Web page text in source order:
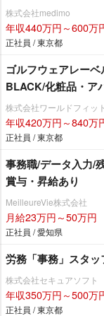
株式会社medimo
年収440万円～600万
正社員 / 東京都
ゴルフウェアレー
BLACK/化粧品・ア
株式会社ワールドフィット
年収420万円～840万
正社員 / 東京都
事務職/データ入力/
賞与・昇給あり
MeilleureVie株式会社
月給23万円～50万円
正社員 / 愛知県
労務「事務」スタ
株式会社セキュアソフト
年収350万円～500万
正社員 / 東京都